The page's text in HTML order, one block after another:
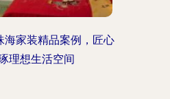
海家装精品案例，匠心
理想生活空间